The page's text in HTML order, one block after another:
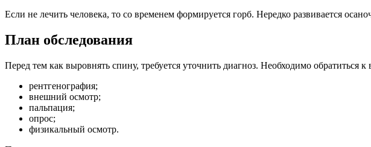
Если не лечить человека, то со временем формируется горб. Нередко развивается
План обследования
Перед тем как выровнять спину, требуется уточнить диагноз. Необходимо обратиться к
рентгенография;
внешний осмотр;
пальпация;
опрос;
физикальный осмотр.